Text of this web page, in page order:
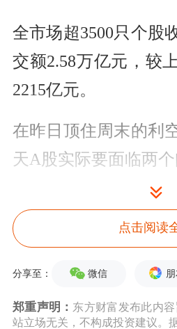
全市场超3500只个股
交额2.58万亿元，较
2215亿元。
在昨日顶住周末的利
天A股实际要面临两个
一是，昨日的获利盘
二是，大盘如何回归
从收盘情况来看，市
高开，然后低走。
点击阅读
分享至： 微信
郑重声明： 东方财富发布此内
站立场无关，不构成投资建议。